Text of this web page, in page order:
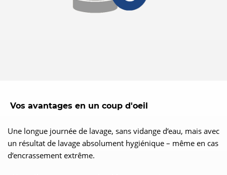
Vos avantages en un coup d'oeil
Une longue journée de lavage, sans vidange d‘eau, mais avec
un résultat de lavage absolument hygiénique – même en cas
d‘encrassement extrême.